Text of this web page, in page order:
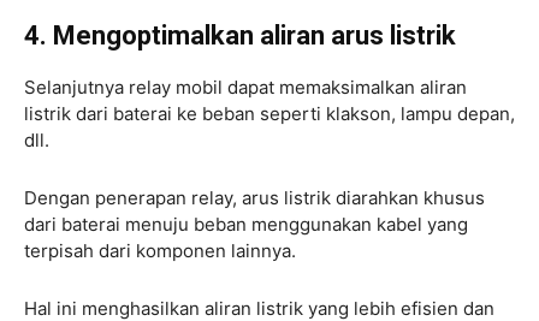
4. Mengoptimalkan aliran arus listrik
Selanjutnya relay mobil dapat memaksimalkan aliran
listrik dari baterai ke beban seperti klakson, lampu depan,
dll.
Dengan penerapan relay, arus listrik diarahkan khusus
dari baterai menuju beban menggunakan kabel yang
terpisah dari komponen lainnya.
Hal ini menghasilkan aliran listrik yang lebih efisien dan